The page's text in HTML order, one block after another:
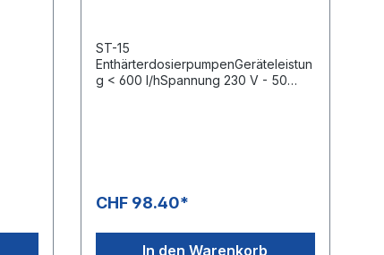
ST-15
EnthärterdosierpumpenGeräteleistun
g < 600 l/hSpannung 230 V - 50
CHF 98.40*
In den Warenkorb